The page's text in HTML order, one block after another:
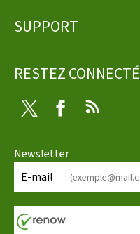
page
SUPPORT
RESTEZ CONNECTÉ
Twitter Facebook
Newsletter
E-mail